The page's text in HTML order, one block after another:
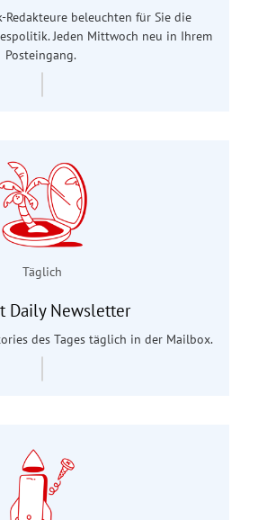
beleuchten für Sie die
Jeden Mittwoch neu in Ihrem
Posteingang.
Täglich
Daily Newsletter
des Tages täglich in der Mailbox.